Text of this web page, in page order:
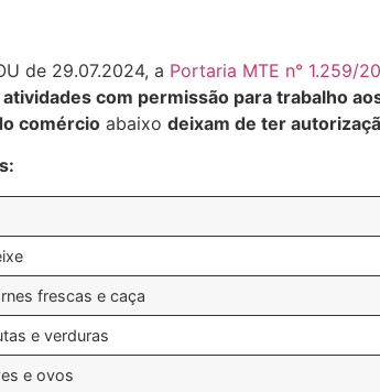
de 29.07.2024, a Portaria MTE n° 1.259/
atividades com permissão para trabalho
comércio abaixo deixam de ter
frescas e caça
e verduras
e ovos